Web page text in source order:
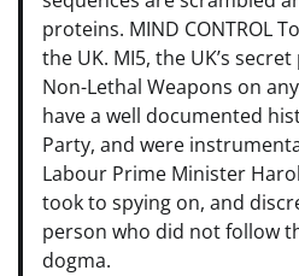
proteins. MIND CONTROL
the UK. MI5, the UK’s
Non-Lethal Weapons on
have a well documented
Party, and were
Labour Prime Minister
took to spying on, and
person who did not follow
dogma.